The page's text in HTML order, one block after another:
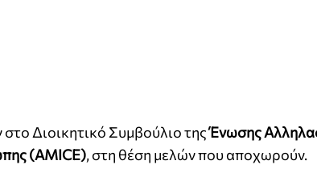
Διοικητικό Συμβούλιο τηςΈνωσης
(AMICE), στη θέση μελών που αποχωρούν.